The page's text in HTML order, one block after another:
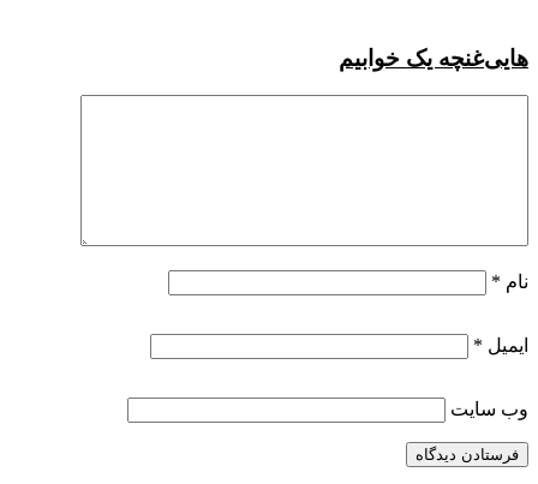
هاییغنچه یک خوابیم
نام *
ایمیل *
وب‌ سایت